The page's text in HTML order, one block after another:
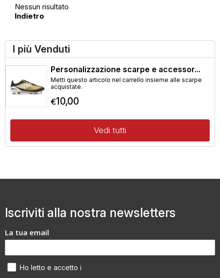
Nessun risultato
Indietro
I più Venduti
Personalizzazione scarpe e accessor...
Metti questo articolo nel carrello insieme alle scarpe
acquistate.
€10,00
Vedi tutti
Iscriviti alla nostra newsletters
La tua email
Ho letto e accetto i